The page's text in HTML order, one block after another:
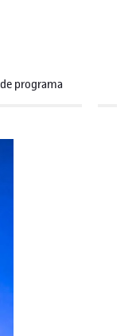
programa